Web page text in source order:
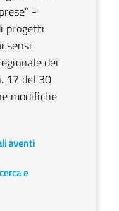
-
progetti
sensi
dei
17 del 30
modifiche
aventi
e